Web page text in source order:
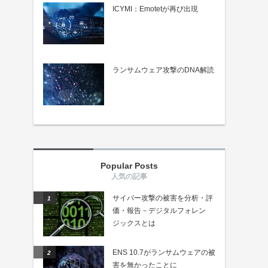
ICYMI：Emotetが再び出現
ランサムウェア攻撃のDNA解読
Popular Posts
サイバー攻撃の被害を分析・評
価・報告－デジタルフォレン
ジックスとは
ENS 10.7がランサムウェアの被
害を無かったことに